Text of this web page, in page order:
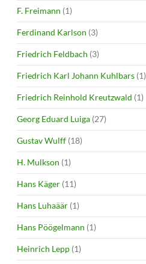
F. Freimann (1)
Ferdinand Karlson (3)
Friedrich Feldbach (3)
Friedrich Karl Johann Kuhlbars (1)
Friedrich Reinhold Kreutzwald (1)
Georg Eduard Luiga (27)
Gustav Wulff (18)
H. Mulkson (1)
Hans Käger (11)
Hans Luhaäär (1)
Hans Pöögelmann (1)
Heinrich Lepp (1)